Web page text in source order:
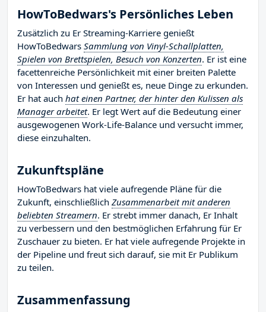
HowToBedwars's Persönliches Leben
Zusätzlich zu Er Streaming-Karriere genießt
HowToBedwars Sammlung von Vinyl-Schallplatten,
Spielen von Brettspielen, Besuch von Konzerten. Er ist eine
facettenreiche Persönlichkeit mit einer breiten Palette
von Interessen und genießt es, neue Dinge zu erkunden.
Er hat auch hat einen Partner, der hinter den Kulissen als
Manager arbeitet. Er legt Wert auf die Bedeutung einer
ausgewogenen Work-Life-Balance und versucht immer,
diese einzuhalten.
Zukunftspläne
HowToBedwars hat viele aufregende Pläne für die
Zukunft, einschließlich Zusammenarbeit mit anderen
beliebten Streamern. Er strebt immer danach, Er Inhalt
zu verbessern und den bestmöglichen Erfahrung für Er
Zuschauer zu bieten. Er hat viele aufregende Projekte in
der Pipeline und freut sich darauf, sie mit Er Publikum
zu teilen.
Zusammenfassung